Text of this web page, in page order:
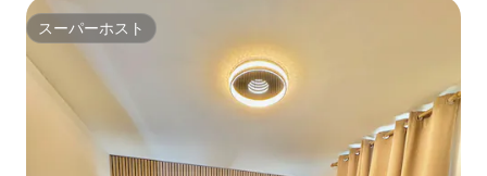
スーパーホスト
スーパーホスト